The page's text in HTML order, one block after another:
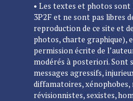
• Les textes et photos
3P2F et ne sont pas libres
reproduction de ce site et
photos, charte graphique),
permission écrite de
modérés à posteriori. Sont
messages agressifs,
diffamatoires,
révisionnistes, sexistes,